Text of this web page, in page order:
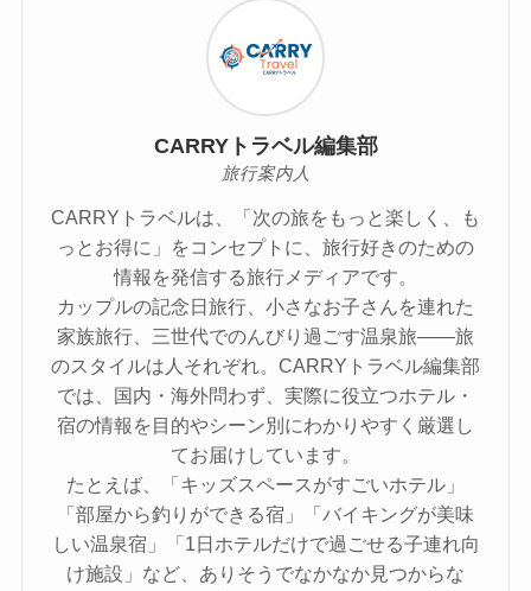
CARRYトラベル編集部
旅行案内人
CARRYトラベルは、「次の旅をもっと楽しく、も
っとお得に」をコンセプトに、旅行好きのための
情報を発信する旅行メディアです。
カップルの記念日旅行、小さなお子さんを連れた
家族旅行、三世代でのんびり過ごす温泉旅――旅
のスタイルは人それぞれ。CARRYトラベル編集部
では、国内・海外問わず、実際に役立つホテル・
宿の情報を目的やシーン別にわかりやすく厳選し
てお届けしています。
たとえば、「キッズスペースがすごいホテル」
「部屋から釣りができる宿」「バイキングが美味
しい温泉宿」「1日ホテルだけで過ごせる子連れ向
け施設」など、ありそうでなかなか見つからな